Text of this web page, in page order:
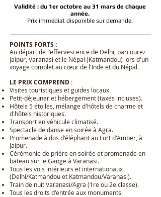
Validité : du 1er octobre au 31 mars de chaque
année.
Prix immédiat disponible sur demande.
POINTS FORTS :
Au départ de l'effervescence de Delhi, parcourez
Jaipur, Varanasi et le Népal (Katmandou) lors d'un
voyage complet au cœur de l'Inde et du Népal.
LE PRIX COMPREND :
Visites touristiques et guides locaux.
Petit-déjeuner et hébergement (taxes incluses).
Hôtels 5 étoiles, mélange d'hôtels de charme et
d'hôtels historiques.
Transport en véhicule climatisé.
Spectacle de danse en soirée à Agra.
Promenade à dos d'éléphant au Fort d'Amber, à
Jaipur.
Cérémonie de prière en soirée et promenade en
bateau sur le Gange à Varanasi.
Tous les vols intérieurs et internationaux
(Delhi/Katmandou et Katmandou/Varanasi).
Train de nuit Varanasi/Agra (1re ou 2e classe).
Tous les droits d'entrée aux monuments.